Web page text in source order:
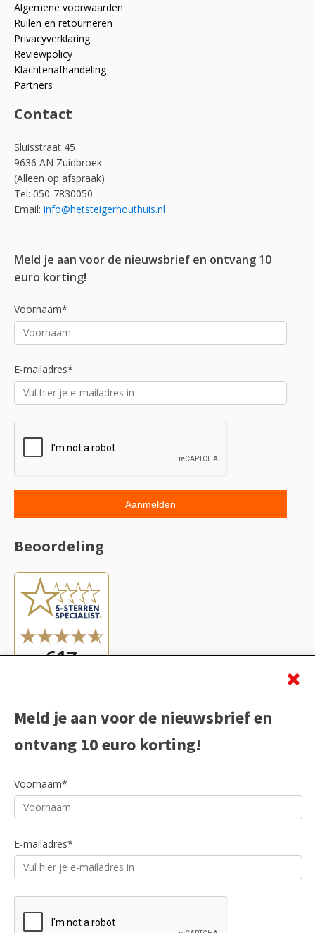
Algemene voorwaarden
Ruilen en retourneren
Privacyverklaring
Reviewpolicy
Klachtenafhandeling
Partners
Contact
Sluisstraat 45
9636 AN Zuidbroek
(Alleen op afspraak)
Tel: 050-7830050
Email: info@hetsteigerhouthuis.nl
Meld je aan voor de nieuwsbrief en ontvang 10
euro korting!
Voornaam*
E-mailadres*
Beoordeling
Meld je aan voor de nieuwsbrief en
ontvang 10 euro korting!
Voornaam*
E-mailadres*